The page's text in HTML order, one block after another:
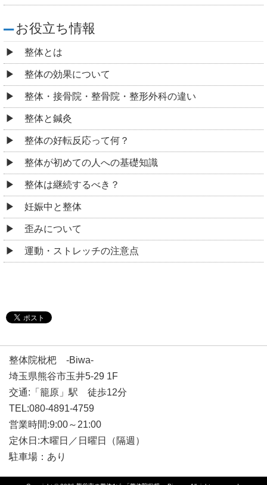
お役立ち情報
整体とは
整体の効果について
整体・接骨院・整骨院・整形外科の違い
整体と鍼灸
整体の好転反応って何？
整体が初めての人への基礎知識
整体は継続するべき？
妊娠中と整体
歪みについて
運動・ストレッチの注意点
整体院枇杷 -Biwa-
埼玉県熊谷市玉井5-29 1F
交通:「籠原」駅 徒歩12分
TEL:080-4891-4759
営業時間:9:00～21:00
定休日:木曜日／日曜日（隔週）
駐車場：あり